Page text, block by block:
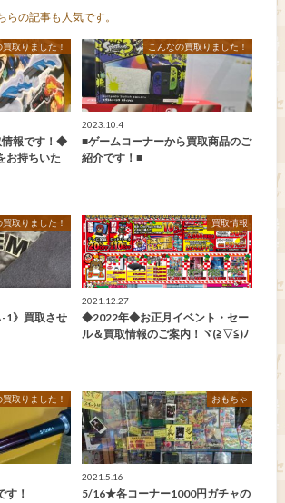
らの記事も人気です。
買取りました！
情報です！◆
お持ちいた
こんなの買取りました！
2023.10.4
■ゲームコーナーから買取商品のご
紹介です！■
買取りました！
1》買取させ
買取情報
2021.12.27
◆2022年◆お正月イベント・セー
ル＆買取情報のご案内！ヾ(≧▽≦)ﾉ
買取りました！
！
おもちゃ
2021.5.16
5/16★各コーナー1000円ガチャの